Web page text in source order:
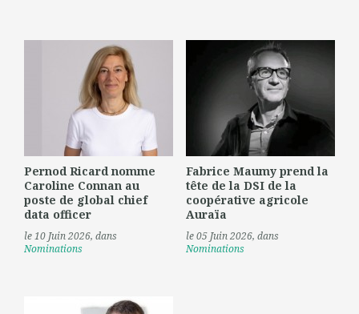
Pernod Ricard nomme
Caroline Connan au
poste de global chief
data officer
le 10 Juin 2026, dans
Nominations
Fabrice Maumy prend la
tête de la DSI de la
coopérative agricole
Auraïa
le 05 Juin 2026, dans
Nominations